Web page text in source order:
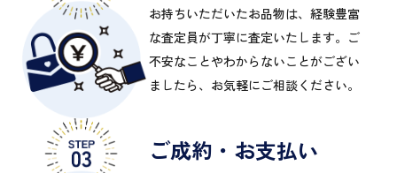
お持ちいただいたお品物は、経験豊富
な査定員が丁寧に査定いたします。ご
不安なことやわからないことがござい
ましたら、お気軽にご相談ください。
ご成約・お支払い